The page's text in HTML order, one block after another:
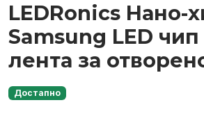
LEDRonics Нано-
Samsung LED чип
лента за
Достапно